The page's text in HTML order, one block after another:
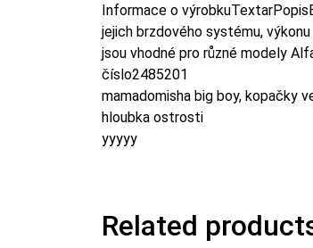
Informace o
jejich brzdového systému,
jsou vhodné pro různé modely
číslo2485201
mamadomisha big boy, kopačky
hloubka ostrosti
yyyyy
Related